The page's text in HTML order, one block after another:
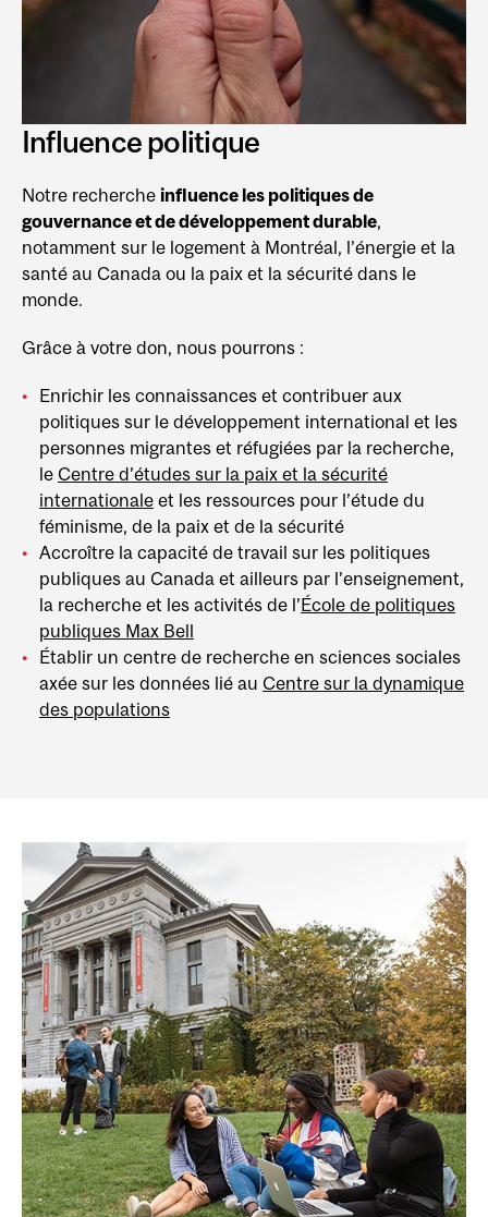
Influence politique
Notre recherche influence les politiques de
gouvernance et de développement durable,
notamment sur le logement à Montréal, l’énergie et la
santé au Canada ou la paix et la sécurité dans le
monde.
Grâce à votre don, nous pourrons :
Enrichir les connaissances et contribuer aux
politiques sur le développement international et les
personnes migrantes et réfugiées par la recherche,
le Centre d’études sur la paix et la sécurité
internationale et les ressources pour l’étude du
féminisme, de la paix et de la sécurité
Accroître la capacité de travail sur les politiques
publiques au Canada et ailleurs par l’enseignement,
la recherche et les activités de l’École de politiques
publiques Max Bell
Établir un centre de recherche en sciences sociales
axée sur les données lié au Centre sur la dynamique
des populations